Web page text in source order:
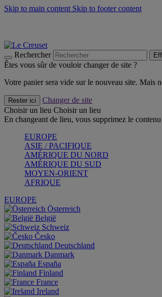
Skip to main content Skip to footer content
Rechercher
Êtes vous sûr de vouloir changer de site ?
Votre panier sera vide sur le nouveau site. Mais
Rester ici
Changer de site
Choisir un lieu Choisir un lieu
En changeant de lieu, vous supprimez le
EUROPE
ASIE / PACIFIQUE
AMÉRIQUE DU NORD
AMÉRIQUE DU SUD
MOYEN-ORIENT
AFRIQUE
EUROPE
Österreich
België
Schweiz
Česko
Deutschland
Danmark
España
Finland
France
Ireland